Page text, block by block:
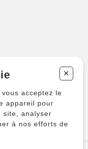
+
acceptez le
appareil pour
site, analyser
à nos efforts de